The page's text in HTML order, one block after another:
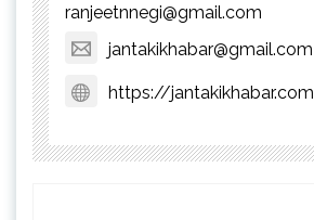
ranjeetnnegi@gmail.com
jantakikhabar@gmail.com
https://jantakikhabar.com